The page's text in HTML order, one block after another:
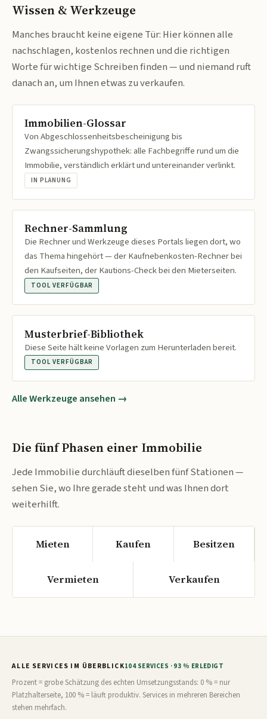
Wissen & Werkzeuge
Manches braucht keine eigene Tür: Hier können alle
nachschlagen, kostenlos rechnen und die richtigen
Worte für wichtige Schreiben finden — und niemand ruft
danach an, um Ihnen etwas zu verkaufen.
Immobilien-Glossar
Von Abgeschlossenheitsbescheinigung bis
Zwangssicherungshypothek: alle Fachbegriffe rund um die
Immobilie, verständlich erklärt und untereinander verlinkt.
IN PLANUNG
Rechner-Sammlung
Die Rechner und Werkzeuge dieses Portals liegen dort, wo
das Thema hingehört — der Kaufnebenkosten-Rechner bei
den Kaufseiten, der Kautions-Check bei den Mieterseiten.
TOOL VERFÜGBAR
Musterbrief-Bibliothek
Diese Seite hält keine Vorlagen zum Herunterladen bereit.
TOOL VERFÜGBAR
Alle Werkzeuge ansehen →
Die fünf Phasen einer Immobilie
Jede Immobilie durchläuft dieselben fünf Stationen —
sehen Sie, wo Ihre gerade steht und was Ihnen dort
weiterhilft.
Mieten Kaufen Besitzen
Vermieten Verkaufen
ALLE SERVICES IM ÜBERBLICK104 SERVICES · 93 % ERLEDIGT
Prozent = grobe Schätzung des echten Umsetzungsstands: 0 % = nur
Platzhalterseite, 100 % = läuft produktiv. Services in mehreren Bereichen
stehen mehrfach.